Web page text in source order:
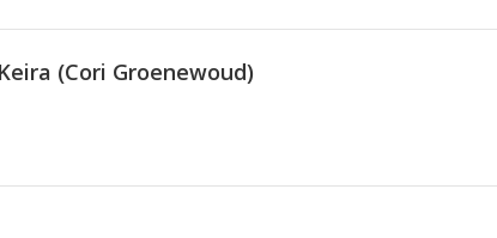
Keira (Cori Groenewoud)